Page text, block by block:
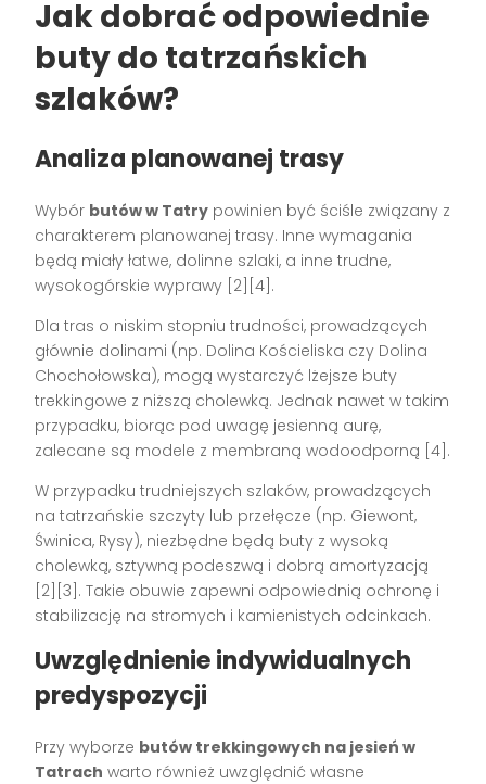
Jak dobrać odpowiednie
buty do tatrzańskich
szlaków?
Analiza planowanej trasy
Wybór butów w Tatry powinien być ściśle związany z
charakterem planowanej trasy. Inne wymagania
będą miały łatwe, dolinne szlaki, a inne trudne,
wysokogórskie wyprawy [2][4].
Dla tras o niskim stopniu trudności, prowadzących
głównie dolinami (np. Dolina Kościeliska czy Dolina
Chochołowska), mogą wystarczyć lżejsze buty
trekkingowe z niższą cholewką. Jednak nawet w takim
przypadku, biorąc pod uwagę jesienną aurę,
zalecane są modele z membraną wodoodporną [4].
W przypadku trudniejszych szlaków, prowadzących
na tatrzańskie szczyty lub przełęcze (np. Giewont,
Świnica, Rysy), niezbędne będą buty z wysoką
cholewką, sztywną podeszwą i dobrą amortyzacją
[2][3]. Takie obuwie zapewni odpowiednią ochronę i
stabilizację na stromych i kamienistych odcinkach.
Uwzględnienie indywidualnych
predyspozycji
Przy wyborze butów trekkingowych na jesień w
Tatrach warto również uwzględnić własne